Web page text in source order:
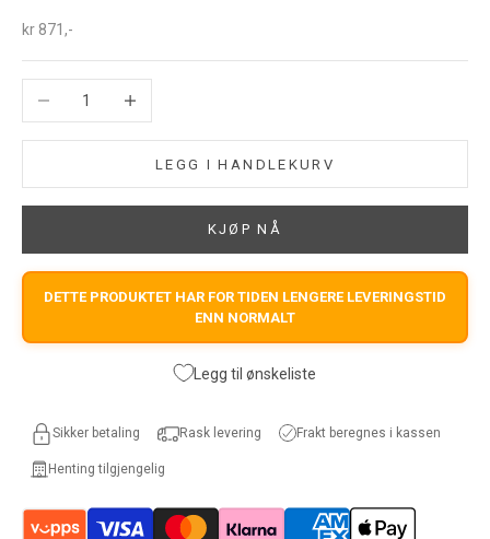
Salgspris
kr 871,-
Reduser antall
LEGG I HANDLEKURV
KJØP NÅ
DETTE PRODUKTET HAR FOR TIDEN LENGERE LEVERINGSTID
ENN NORMALT
Legg til ønskeliste
Sikker betaling Rask levering Frakt beregnes i kassen
Henting tilgjengelig